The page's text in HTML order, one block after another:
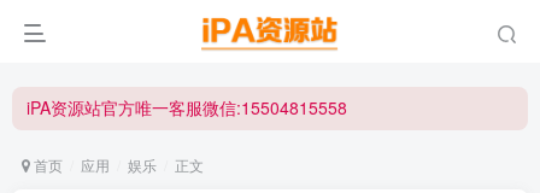
iPA资源站官方唯一客服微信:15504815558
iPA资源站官方唯一客服微信:15504815558
首页 应用 娱乐 正文